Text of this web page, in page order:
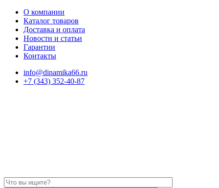
О компании
Каталог товаров
Доставка и оплата
Новости и статьи
Гарантии
Контакты
info@dinamika66.ru
+7 (343) 352-40-87